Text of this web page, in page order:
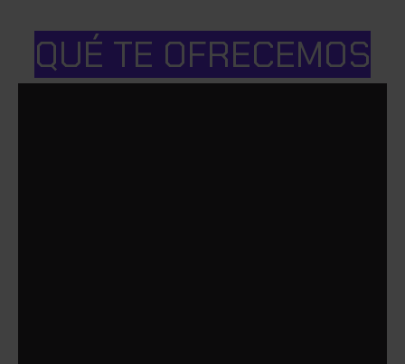
QUÉ TE OFRECEMOS